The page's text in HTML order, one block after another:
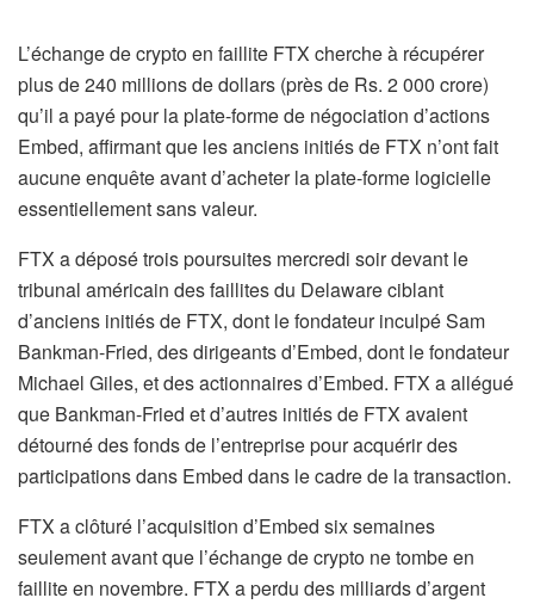
L’échange de crypto en faillite FTX cherche à récupérer
plus de 240 millions de dollars (près de Rs. 2 000 crore)
qu’il a payé pour la plate-forme de négociation d’actions
Embed, affirmant que les anciens initiés de FTX n’ont fait
aucune enquête avant d’acheter la plate-forme logicielle
essentiellement sans valeur.
FTX a déposé trois poursuites mercredi soir devant le
tribunal américain des faillites du Delaware ciblant
d’anciens initiés de FTX, dont le fondateur inculpé Sam
Bankman-Fried, des dirigeants d’Embed, dont le fondateur
Michael Giles, et des actionnaires d’Embed. FTX a allégué
que Bankman-Fried et d’autres initiés de FTX avaient
détourné des fonds de l’entreprise pour acquérir des
participations dans Embed dans le cadre de la transaction.
FTX a clôturé l’acquisition d’Embed six semaines
seulement avant que l’échange de crypto ne tombe en
faillite en novembre. FTX a perdu des milliards d’argent